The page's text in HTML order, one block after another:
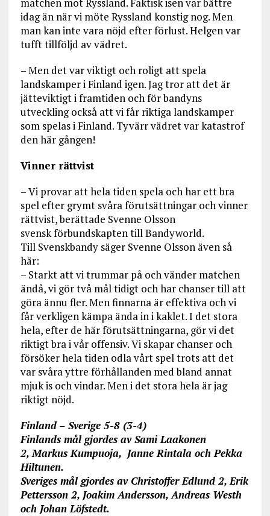
idag än när vi möte Ryssland konstig nog. Men
man kan inte vara nöjd efter förlust. Helgen var
tufft tillföljd av vädret.
– Men det var viktigt och roligt att spela
landskamper i Finland igen. Jag tror att det är
jätteviktigt i framtiden och för bandyns
utveckling också att vi får riktiga landskamper
som spelas i Finland. Tyvärr vädret var katastrof
den här gången!
Vinner rättvist
– Vi provar att hela tiden spela och har ett bra
spel efter grymt svåra förutsättningar och vinner
rättvist, berättade Svenne Olsson
svensk förbundskapten till Bandyworld.
Till Svenskbandy säger Svenne Olsson även så
här:
– Starkt att vi trummar på och vänder matchen
ändå, vi gör två mål tidigt och har chanser till att
göra ännu fler. Men finnarna är effektiva och vi
får verkligen kämpa ända in i kaklet. I det stora
hela, efter de här förutsättningarna, gör vi det
riktigt bra i vår offensiv. Vi skapar chanser och
försöker hela tiden odla vårt spel trots att det
var svåra yttre förhållanden med bland annat
mjuk is och vindar. Men i det stora hela är jag
riktigt nöjd.
Finland – Sverige 5-8 (3-4)
Finlands mål gjordes av Sami Laakonen
2, MarkusKumpuoja, Janne Rintala och Pekka
Hiltunen.
Sveriges mål gjordes av Christoffer Edlund 2, Erik
Pettersson 2, Joakim Andersson, Andreas Westh
och Johan Löfstedt.